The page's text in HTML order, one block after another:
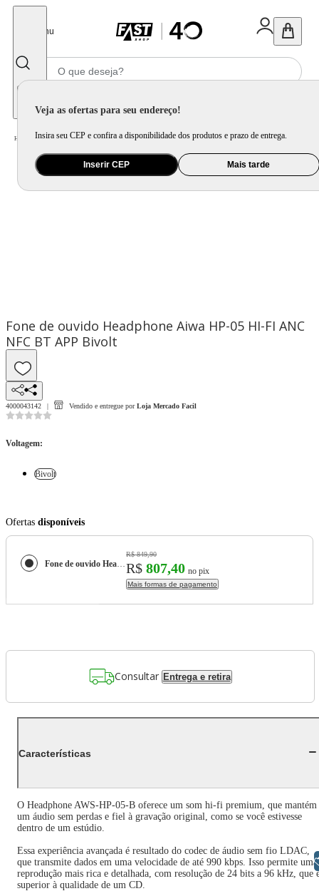
Menu
Veja as ofertas para seu endereço!
Insira seu CEP e confira a disponibilidade dos produtos e prazo de entrega.
Inserir CEP Mais tarde
Home Áudio / Fone de Ouvido / Fone de ouvido Headphone Aiwa HP-05 HI-FI ANC NFC BT APP
Fone de ouvido Headphone Aiwa HP-05 HI-FI ANC
NFC BT APP Bivolt
4000043142 Vendido e entregue por Loja Mercado Facil
Voltagem:
Bivolt
Ofertas disponíveis
Fone de ouvido Headphone Aiwa HP-05 HI-FI ANC NFC BT APP
R$ 849,90
R$ 807,40 no pix
Mais formas de pagamento
Consultar Entrega e retira
Características
O Headphone AWS-HP-05-B oferece um som hi-fi premium, que mantém
um áudio sem perdas e fiel à gravação original, como se você estivesse
dentro de um estúdio.
Essa experiência avançada é resultado do codec de áudio sem fio LDAC,
que transmite dados em uma velocidade de até 990 kbps. Isso permite uma
reprodução mais rica e detalhada, com resolução de 24 bits a 96 kHz, que
superior à qualidade de um CD.
Libras